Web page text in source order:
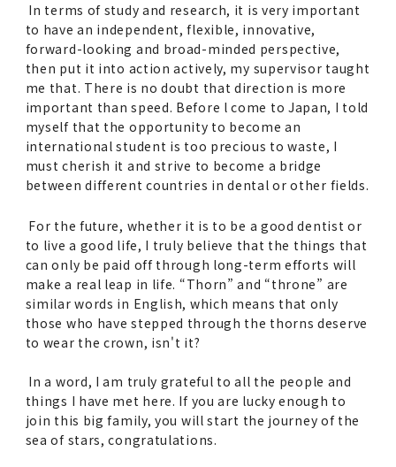
In terms of study and research, it is very important
to have an independent, flexible, innovative,
forward-looking and broad-minded perspective,
then put it into action actively, my supervisor taught
me that. There is no doubt that direction is more
important than speed. Before l come to Japan, I told
myself that the opportunity to become an
international student is too precious to waste, I
must cherish it and strive to become a bridge
between different countries in dental or other fields.
For the future, whether it is to be a good dentist or
to live a good life, I truly believe that the things that
can only be paid off through long-term efforts will
make a real leap in life. “Thorn” and “throne” are
similar words in English, which means that only
those who have stepped through the thorns deserve
to wear the crown, isn't it?
In a word, I am truly grateful to all the people and
things I have met here. If you are lucky enough to
join this big family, you will start the journey of the
sea of stars, congratulations.